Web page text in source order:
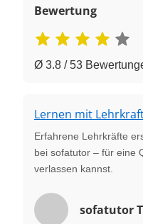
Bewertung
Ø 3.8 / 53
Lernen mit
Erfahrene Lehrkräfte
bei sofatutor – für eine
verlassen kannst.
sofatutor